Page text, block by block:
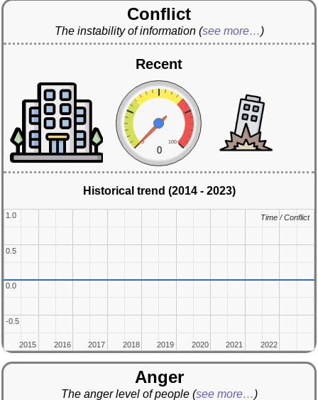
Conflict
The instability of information (see more…)
Recent
0 100
0
Historical trend (2014 - 2023)
2015
2015 2016
2016 2017
2017 2018
2018 2019
2019 2020
2020 2021
2021 2022
2022
-0.5
-0.5
0.0
0.0
0.5
0.5
1.0
1.0 Time / Conflict
Time / Conflict
Anger
The anger level of people (see more…)